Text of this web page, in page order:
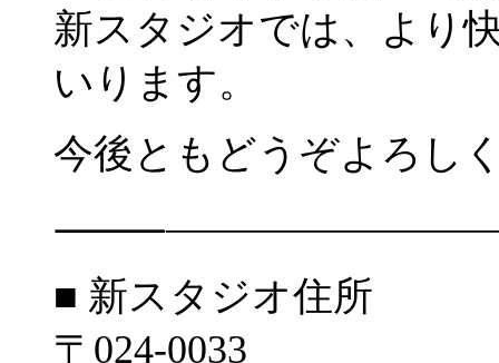
新スタジオでは、より
いります。
今後ともどうぞよろし
■ 新スタジオ住所
〒024-0033